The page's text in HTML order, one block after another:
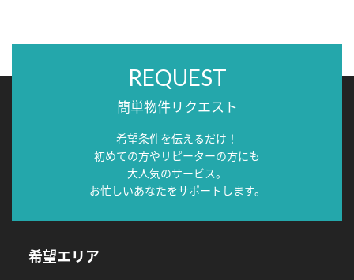
REQUEST
簡単物件リクエスト
希望条件を伝えるだけ！
初めての方やリピーターの方にも
大人気のサービス。
お忙しいあなたをサポートします。
希望エリア